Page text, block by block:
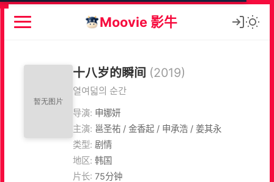
Moovie 影牛
十八岁的瞬间 (2019)
열여덟의 순간
导演: 申娜妍
主演: 邕圣祐 / 金香起 / 申承浩 / 姜其永
类型: 剧情
地区: 韩国
片长: 75分钟